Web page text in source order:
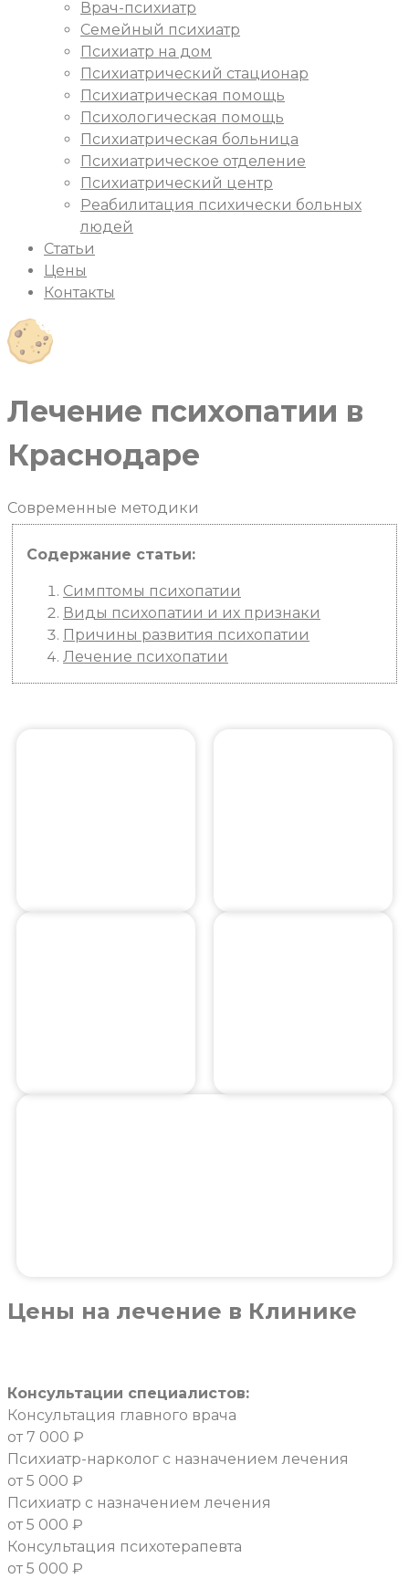
Врач-психиатр
Семейный психиатр
Психиатр на дом
Психиатрический стационар
Психиатрическая помощь
Психологическая помощь
Психиатрическая больница
Психиатрическое отделение
Психиатрический центр
Реабилитация психически больных
людей
Статьи
Цены
Контакты
Лечение психопатии в
Краснодаре
Современные методики
Содержание статьи:
Симптомы психопатии
Виды психопатии и их признаки
Причины развития психопатии
Лечение психопатии
Цены на лечение в Клинике
Консультации специалистов:
Консультация главного врача
от 7 000 ₽
Психиатр-нарколог с назначением лечения
от 5 000 ₽
Психиатр с назначением лечения
от 5 000 ₽
Консультация психотерапевта
от 5 000 ₽